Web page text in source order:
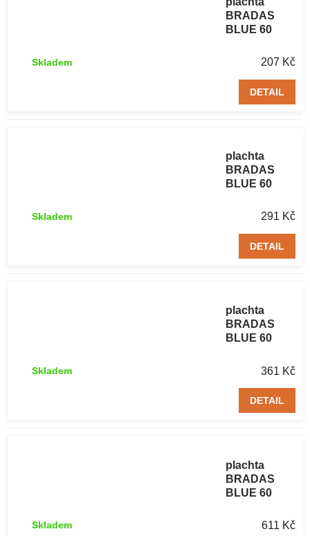
BRADAS
BLUE 60
207 Kč
Skladem
DETAIL
plachta
BRADAS
BLUE 60
291 Kč
Skladem
DETAIL
plachta
BRADAS
BLUE 60
361 Kč
Skladem
DETAIL
plachta
BRADAS
BLUE 60
611 Kč
Skladem